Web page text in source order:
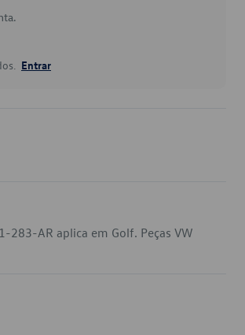
Entrar
AR aplica em Golf. Peças VW